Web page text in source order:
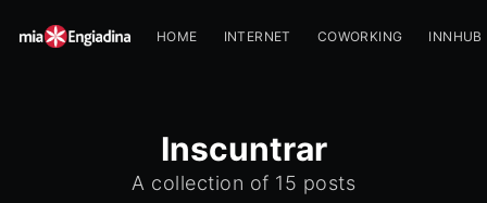
HOME INTERNET COWORKING INNHUB
Inscuntrar
A collection of 15 posts